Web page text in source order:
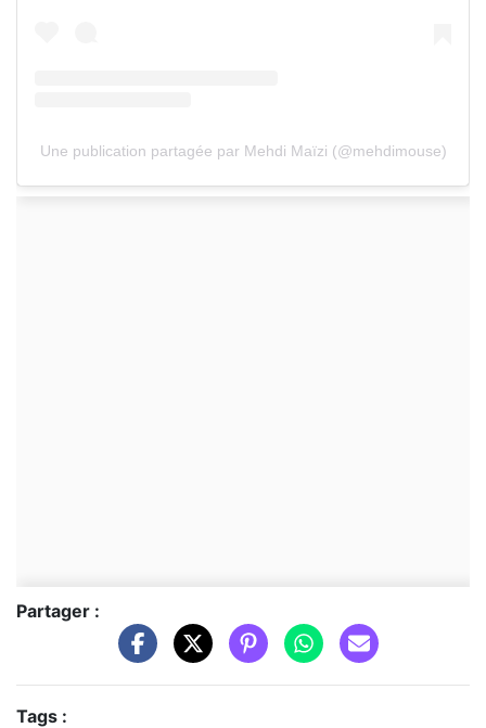
Une publication partagée par Mehdi Maïzi (@mehdimouse)
Partager :
Tags :